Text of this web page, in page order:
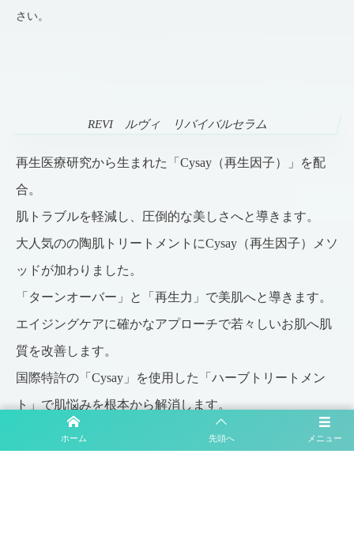
さい。
REVI ルヴィ リバイバルセラム
再生医療研究から生まれた
「Cysay（再生因子）」を配
合。
肌トラブルを軽減し、圧倒的な美しさへと導きます。
大人気のの陶肌トリートメントにCysay（再生因子）メソ
ッドが加わりました。
「ターンオーバー」と「再生力」で美肌へと導きます。
エイジングケアに確かなアプローチで若々しいお肌へ肌
質を改善します。
国際特許の「Cysay」を使用した「 ハーブトリートメン
ト」で肌悩みを根本から解消します。
メニュー
ホーム 先頭へ